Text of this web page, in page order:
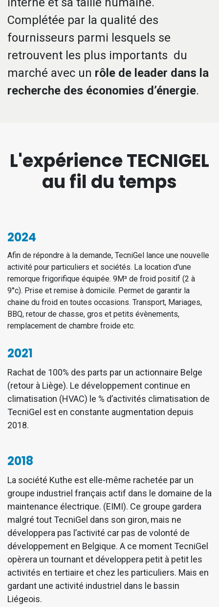
Complétée par la qualité des
fournisseurs parmi lesquels se
retrouvent les plus importants du
marché avec un rôle de leader dans la
recherche des économies d’énergie.
L'expérience TECNIGEL
au fil du temps
2024
Afin de répondre à la demande, TecniGel lance une nouvelle
activité pour particuliers et sociétés. La location d'une
remorque frigorifique équipée. 9M³ de froid positif (2 à
9°c). Prise et remise à domicile. Permet de garantir la
chaine du froid en toutes occasions. Transport, Mariages,
BBQ, retour de chasse, gros et petits évènements,
remplacement de chambre froide etc.
2021
Rachat de 100% des parts par un actionnaire Belge
(retour à Liège). Le développement continue en
climatisation (HVAC) le % d’activités climatisation de
TecniGel est en constante augmentation depuis
2018.
2018
La société Kuthe est elle-même rachetée par un
groupe industriel français actif dans le domaine de la
maintenance électrique. (EIMI). Ce groupe gardera
malgré tout TecniGel dans son giron, mais ne
développera pas l’activité car pas de volonté de
développement en Belgique. A ce moment TecniGel
opèrera un tournant et développera petit à petit les
activités en tertiaire et chez les particuliers. Mais en
gardant une activité industriel dans le bassin
Liégeois.